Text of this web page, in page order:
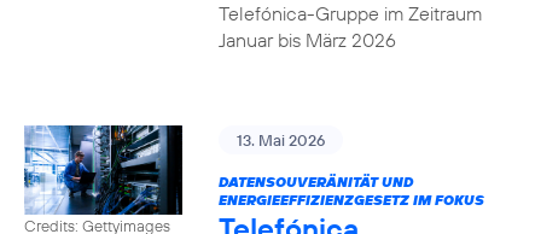
Telefónica-Gruppe im Zeitraum
Januar bis März 2026
Credits: Gettyimages
13. Mai 2026
DATENSOUVERÄNITÄT UND
ENERGIEEFFIZIENZGESETZ IM FOKUS